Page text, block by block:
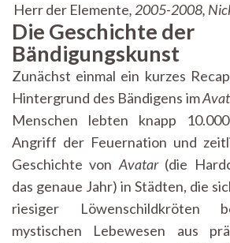
Herr der Elemente, 2005-2008,
Die Geschichte der
Bändigungskunst
Zunächst einmal ein kurzes
Hintergrund des Bändigens im
Menschen lebten knapp
Angriff der Feuernation und
Geschichte von Avatar(die
das genaue Jahr) in Städten, die
riesiger Löwenschildkröten
mystischen Lebewesen aus